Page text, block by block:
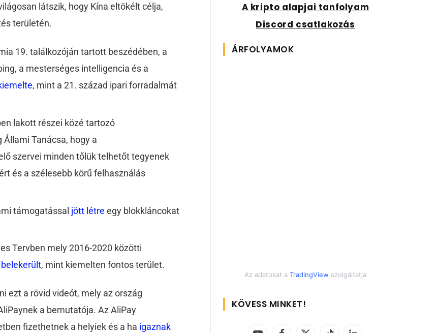
látszik, hogy Kína eltökélt célja,
területén.
19. találkozóján tartott beszédében, a
a mesterséges intelligencia és a
, mint a 21. század ipari forradalmát
lakott részei közé tartozó
Állami Tanácsa, hogy a
szervei minden tőlük telhetőt tegyenek
és a szélesebb körű felhasználás
támogatással jött létre egy blokkláncokat
Tervben mely 2016-2020 közötti
belekerült, mint kiemelten fontos terület.
ezt a rövid videót, mely az ország
a bemutatója. Az AliPay
fizethetnek a helyiek és a ha igaznak
A kripto alapjai tanfolyam
Discord csatlakozás
ÁRFOLYAMOK
Az adatokat a TradingView szolgáltatja
KÖVESS MINKET!